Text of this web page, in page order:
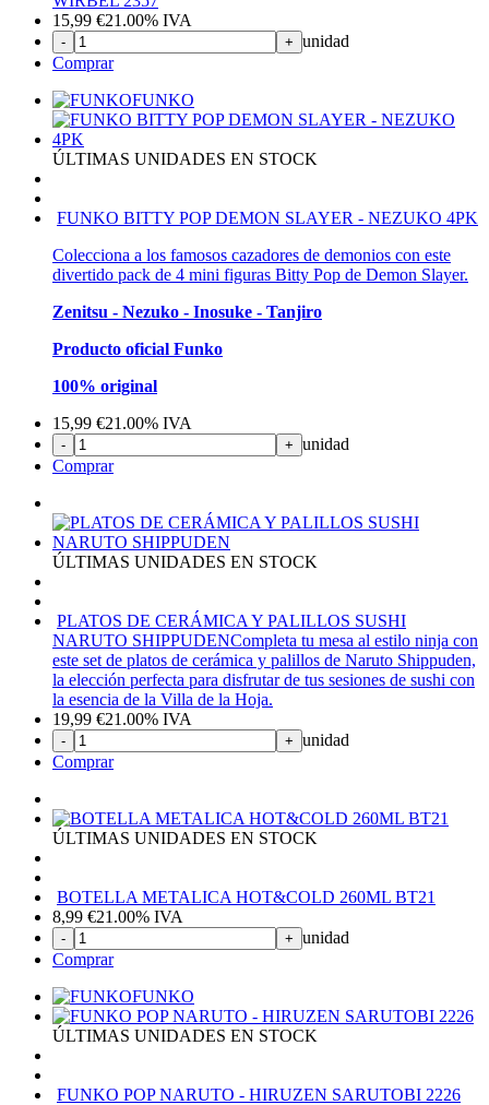
15,99 €21.00% IVA
- + unidad
Comprar
FUNKO
ÚLTIMAS UNIDADES EN STOCK
FUNKO BITTY POP DEMON SLAYER - NEZUKO 4PK
Colecciona a los famosos cazadores de demonios con este
divertido pack de 4 mini figuras Bitty Pop de Demon Slayer.
Zenitsu - Nezuko - Inosuke - Tanjiro
Producto oficial Funko
100% original
15,99 €21.00% IVA
- + unidad
Comprar
ÚLTIMAS UNIDADES EN STOCK
PLATOS DE CERÁMICA Y PALILLOS SUSHI
NARUTO SHIPPUDENCompleta tu mesa al estilo ninja con
este set de platos de cerámica y palillos de Naruto Shippuden,
la elección perfecta para disfrutar de tus sesiones de sushi con
la esencia de la Villa de la Hoja.
19,99 €21.00% IVA
- + unidad
Comprar
ÚLTIMAS UNIDADES EN STOCK
BOTELLA METALICA HOT&COLD 260ML BT21
8,99 €21.00% IVA
- + unidad
Comprar
FUNKO
ÚLTIMAS UNIDADES EN STOCK
FUNKO POP NARUTO - HIRUZEN SARUTOBI 2226